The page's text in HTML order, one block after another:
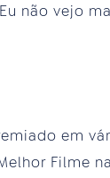
não vejo
em
Filme